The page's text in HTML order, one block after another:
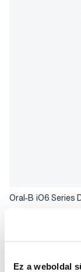
Ez a weboldal
Oral-B iO6 Series